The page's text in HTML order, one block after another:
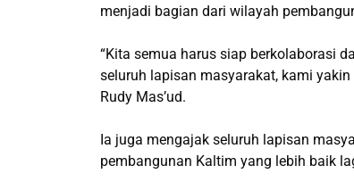
menjadi bagian dari wilayah
“Kita semua harus siap berkolaborasi
seluruh lapisan masyarakat, kami
Rudy Mas’ud.
Ia juga mengajak seluruh lapisan
pembangunan Kaltim yang lebih baik